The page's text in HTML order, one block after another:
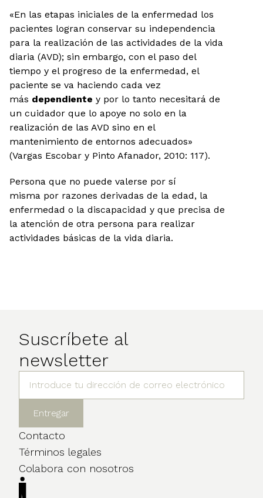
«En las etapas iniciales de la enfermedad los
pacientes logran conservar su independencia
para la realización de las actividades de la vida
diaria (AVD); sin embargo, con el paso del
tiempo y el progreso de la enfermedad, el
paciente se va haciendo cada vez
más dependiente y por lo tanto necesitará de
un cuidador que lo apoye no solo en la
realización de las AVD sino en el
mantenimiento de entornos adecuados»
(Vargas Escobar y Pinto Afanador, 2010: 117).
Persona que no puede valerse por sí
misma por razones derivadas de la edad, la
enfermedad o la discapacidad y que precisa de
la atención de otra persona para realizar
actividades básicas de la vida diaria.
Suscríbete al
newsletter
Contacto
Términos legales
Colabora con nosotros